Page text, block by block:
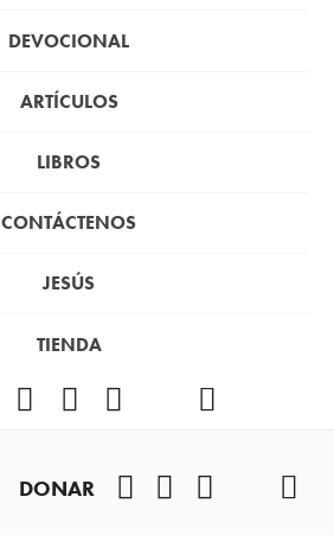
DEVOCIONAL
ARTÍCULOS
LIBROS
CONTÁCTENOS
JESÚS
TIENDA
DONAR